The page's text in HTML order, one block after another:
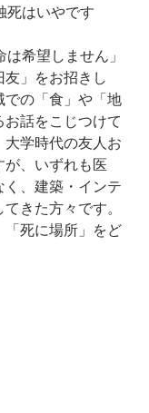
死はいやです
希望しません」
」をお招きし
での「食」や「地
話をこじつけて
大学時代の友人お
が、いずれも医
、建築・インテ
きた方々です。
死に場所」をど